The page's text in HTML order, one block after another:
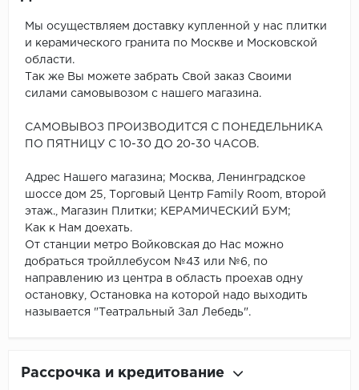
Мы осуществляем доставку купленной у нас плитки
и керамического гранита по Москве и Московской
области.
Так же Вы можете забрать Свой заказ Своими
силами самовывозом с нашего магазина.
САМОВЫВОЗ ПРОИЗВОДИТСЯ С ПОНЕДЕЛЬНИКА
ПО ПЯТНИЦУ С 10-30 ДО 20-30 ЧАСОВ.
Адрес Нашего магазина; Москва, Ленинградское
шоссе дом 25, Торговый Центр Family Room, второй
этаж., Магазин Плитки; КЕРАМИЧЕСКИЙ БУМ;
Как к Нам доехать.
От станции метро Войковская до Нас можно
добраться тройллебусом №43 или №6, по
направлению из центра в область проехав одну
остановку, Остановка на которой надо выходить
называется "Театральный Зал Лебедь".
Рассрочка и кредитование